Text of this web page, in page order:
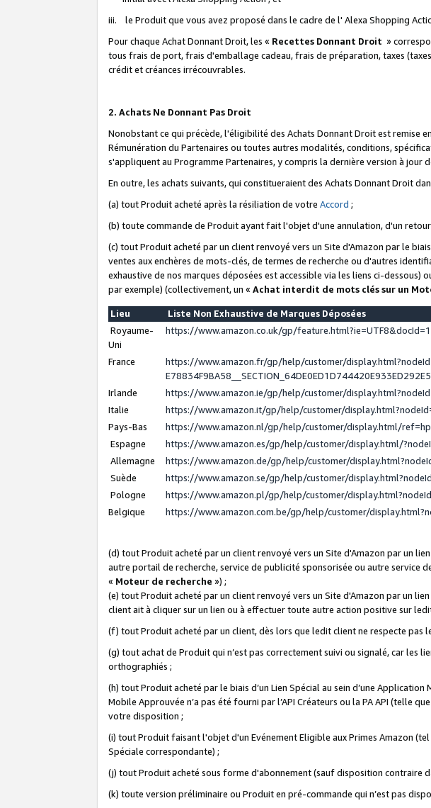
iii. le Produit que vous avez proposé dans le cadre de l' Alexa Shopping
Pour chaque Achat Donnant Droit, les « Recettes Donnant Droit »
tous frais de port, frais d'emballage cadeau, frais de préparation, taxes
crédit et créances irrécouvrables.
2. Achats Ne Donnant Pas Droit
Nonobstant ce qui précède, l'éligibilité des Achats Donnant Droit est remise
Rémunération du Partenaires ou toutes autres modalités, conditions,
s'appliquent au Programme Partenaires, y compris la dernière version à jour
En outre, les achats suivants, qui constitueraient des Achats Donnant Droit
(a) tout Produit acheté après la résiliation de votre Accord ;
(b) toute commande de Produit ayant fait l'objet d'une annulation, d'un
(c) tout Produit acheté par un client renvoyé vers un Site d'Amazon par le
ventes aux enchères de mots-clés, de termes de recherche ou d'autres
exhaustive de nos marques déposées est accessible via les liens ci-
par exemple) (collectivement, un « Achat interdit de mots clés sur un
Lieu
Liste Non Exhaustive de Marques Déposées
Royaume-
Uni
https://www.amazon.co.uk/gp/
France
https://www.amazon.fr/gp/help/customer/
Irlande
https://www.amazon.ie/gp/help/customer/
Italie
https://www.amazon.it/gp/help/customer/
Pays-Bas
https://www.amazon.nl/gp/help/customer/display.html/
Espagne
https://www.amazon.es/gp/help/customer/display.html/
Allemagne
https://www.amazon.de/gp/help/customer/
Suède
https://www.amazon.se/gp/help/customer/
Pologne
https://www.amazon.pl/gp/help/customer/
Belgique
https://www.amazon.com.be/gp/help/customer/
(d) tout Produit acheté par un client renvoyé vers un Site d'Amazon par un
autre portail de recherche, service de publicité sponsorisée ou autre service
« Moteur de recherche ») ;
(e) tout Produit acheté par un client renvoyé vers un Site d'Amazon par un
client ait à cliquer sur un lien ou à effectuer toute autre action positive sur
(f) tout Produit acheté par un client, dès lors que ledit client ne respecte pas
(g) tout achat de Produit qui n’est pas correctement suivi ou signalé, car les
orthographiés ;
(h) tout Produit acheté par le biais d’un Lien Spécial au sein d’une
Mobile Approuvée n’a pas été fourni par l’API Créateurs ou la PA API (telle
votre disposition ;
(i) tout Produit faisant l'objet d'un Evénement Eligible aux Primes Amazon
Spéciale correspondante) ;
(j) tout Produit acheté sous forme d'abonnement (sauf disposition contraire
(k) toute version préliminaire ou Produit en pré-commande qui n’est pas